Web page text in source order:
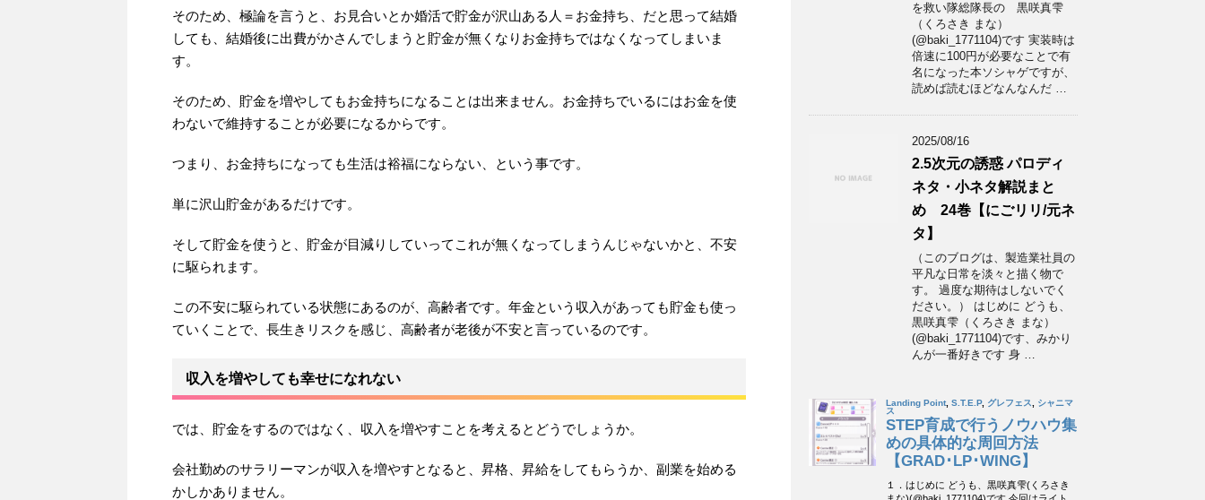
そのため、極論を言うと、お見合いとか婚活で貯金が沢山ある人＝お金持ち、だと思って結婚
しても、結婚後に出費がかさんでしまうと貯金が無くなりお金持ちではなくなってしまいま
す。
そのため、貯金を増やしてもお金持ちになることは出来ません。お金持ちでいるにはお金を使
わないで維持することが必要になるからです。
つまり、お金持ちになっても生活は裕福にならない、という事です。
単に沢山貯金があるだけです。
そして貯金を使うと、貯金が目減りしていってこれが無くなってしまうんじゃないかと、不安
に駆られます。
この不安に駆られている状態にあるのが、高齢者です。年金という収入があっても貯金も使っ
ていくことで、長生きリスクを感じ、高齢者が老後が不安と言っているのです。
収入を増やしても幸せになれない
では、貯金をするのではなく、収入を増やすことを考えるとどうでしょうか。
会社勤めのサラリーマンが収入を増やすとなると、昇格、昇給をしてもらうか、副業を始める
かしかありません。
を救い隊総隊長の 黒咲真雫
（くろさき まな）
(@baki_1771104)です 実装時は
倍速に100円が必要なことで有
名になった本ソシャゲですが、
読めば読むほどなんなんだ …
2025/08/16
2.5次元の誘惑 パロディ
ネタ・小ネタ解説まと
め 24巻【にごリリ/元ネ
タ】
（このブログは、製造業社員の
平凡な日常を淡々と描く物で
す。 過度な期待はしないでく
ださい。） はじめに どうも、
黒咲真雫（くろさき まな）
(@baki_1771104)です、みかり
んが一番好きです 身 …